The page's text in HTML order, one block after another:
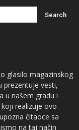
glasilo magazinskog
prezentuje vesti,
u našem gradu i
realizuje ovo
čitaoce sa
na taj način